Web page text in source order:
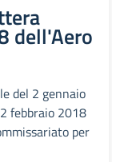
dell'Aero
del 2 gennaio
febbraio 2018
per